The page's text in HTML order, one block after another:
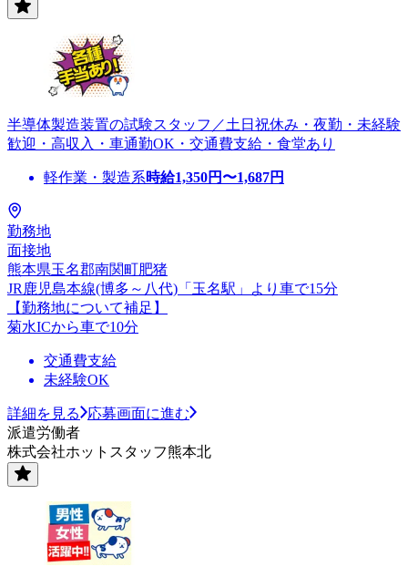
半導体製造装置の試験スタッフ／土日祝休み・夜勤・未経験
歓迎・高収入・車通勤OK・交通費支給・食堂あり
軽作業・製造系時給1,350円〜1,687円
勤務地
面接地
熊本県玉名郡南関町肥猪
JR鹿児島本線(博多～八代)「玉名駅」より車で15分
【勤務地について補足】
菊水ICから車で10分
交通費支給
未経験OK
詳細を見る
応募画面に進む
派遣労働者
株式会社ホットスタッフ熊本北